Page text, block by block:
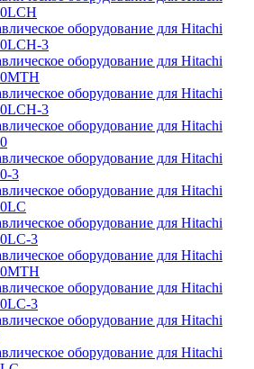
оборудование для Hitachi
3
оборудование для Hitachi
оборудование для Hitachi
3
оборудование для Hitachi
оборудование для Hitachi
3
оборудование для Hitachi
оборудование для Hitachi
3
оборудование для Hitachi
оборудование для Hitachi
3
оборудование для Hitachi
оборудование для Hitachi